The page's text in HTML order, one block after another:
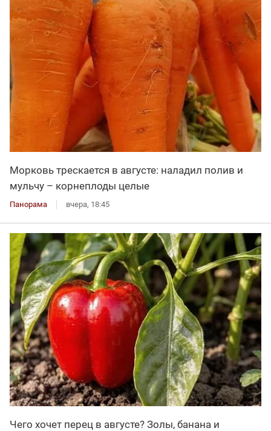
Морковь трескается в августе: наладил полив и
мульчу – корнеплоды целые
Панорама вчера, 18:45
Чего хочет перец в августе? Золы, банана и